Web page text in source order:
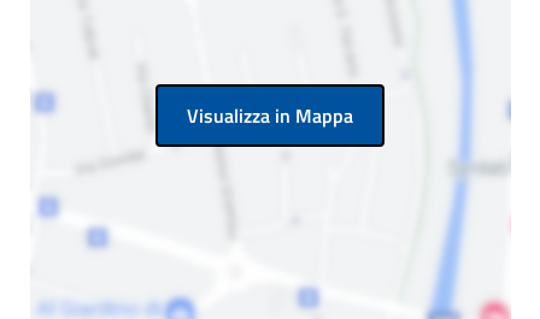
Visualizza in Mappa